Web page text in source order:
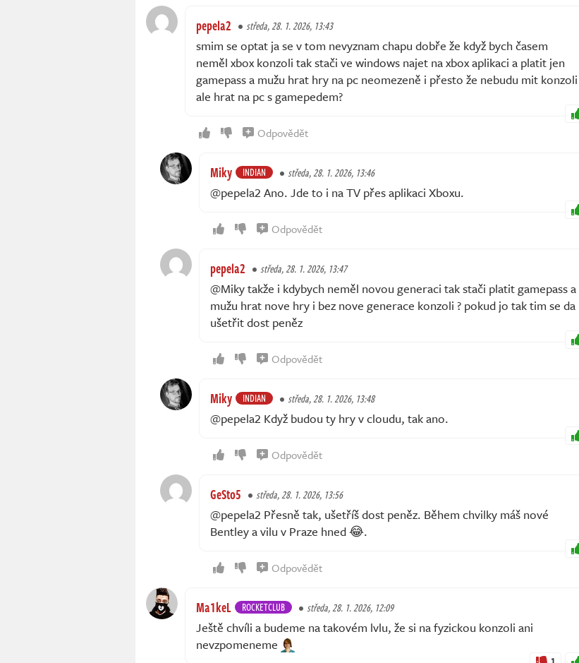
pepela2 středa, 28. 1. 2026, 13:43
smim se optat ja se v tom nevyznam chapu dobře že když bych časem
neměl xbox konzoli tak stači ve windows najet na xbox aplikaci a platit jen
gamepass a mužu hrat hry na pc neomezeně i přesto že nebudu mit konzoli
ale hrat na pc s gamepedem?
Odpovědět
Miky INDIAN středa, 28. 1. 2026, 13:46
@pepela2 Ano. Jde to i na TV přes aplikaci Xboxu.
Odpovědět
pepela2 středa, 28. 1. 2026, 13:47
@Miky takže i kdybych neměl novou generaci tak stači platit gamepass a
mužu hrat nove hry i bez nove generace konzoli ? pokud jo tak tim se da
ušetřit dost peněz
Odpovědět
Miky INDIAN středa, 28. 1. 2026, 13:48
@pepela2 Když budou ty hry v cloudu, tak ano.
Odpovědět
GeSto5 středa, 28. 1. 2026, 13:56
@pepela2 Přesně tak, ušetříš dost peněz. Během chvilky máš nové
Bentley a vilu v Praze hned 😂.
Odpovědět
Ma1keL ROCKETCLUB středa, 28. 1. 2026, 12:09
Ještě chvíli a budeme na takovém lvlu, že si na fyzickou konzoli ani
nevzpomeneme